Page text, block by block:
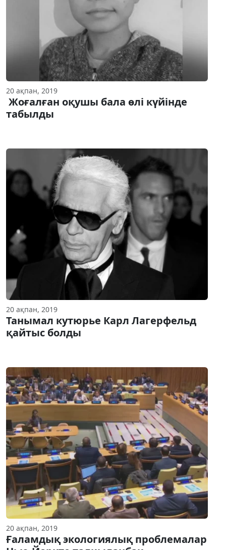
20 ақпан, 2019
Жоғалған оқушы бала өлі күйінде
табылды
20 ақпан, 2019
Танымал кутюрье Карл Лагерфельд
қайтыс болды
20 ақпан, 2019
Ғаламдық экологиялық проблемалар